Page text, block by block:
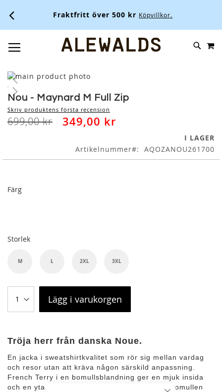
Fraktfritt över 500 kr Köpvillkor.
SKIP
Skip
to
the
end
of
the
Skip
to
the
beginning
of
Nou - Maynard M Full Zip
Skriv produktens första recension
699,00 kr 349,00 kr
I LAGER
Artikelnummer
AQOZANOU261700
Färg
Storlek
M L 2XL 3XL
Lägg i varukorgen
Tröja herr från danska Noue.
En jacka i sweatshirtkvalitet som rör sig mellan vardag
och resor utan att kräva någon särskild anpassning.
French Terry i en bomullsblandning ger en mjuk insida
och en yta som håller formen, samtidigt som bomullen